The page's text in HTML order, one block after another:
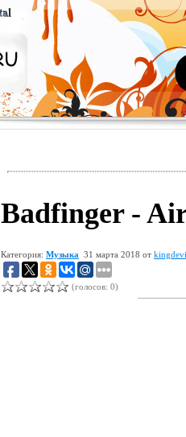
Badfinger -
Категория: Музыка 31 марта 2018 от
(голосов: 0)